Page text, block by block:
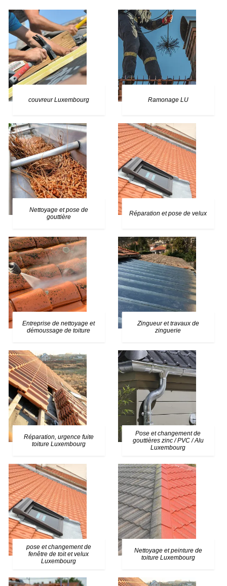
couvreur Luxembourg Ramonage LU
Nettoyage et pose de
gouttière
Réparation et pose de velux
Entreprise de nettoyage et
démoussage de toiture
Zingueur et travaux de
zinguerie
Réparation, urgence fuite
toiture Luxembourg
Pose et changement de
gouttières zinc / PVC / Alu
Luxembourg
pose et changement de
fenêtre de toit et velux
Luxembourg
Nettoyage et peinture de
toiture Luxembourg